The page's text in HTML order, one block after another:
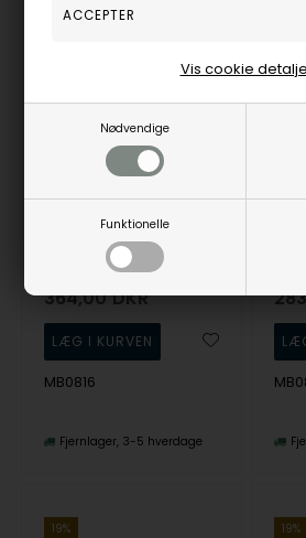
Nødvendige
Funktionelle
Vis cookie
364,00 DKR
MB0816
Fjernlager 3-5 hverdage
19% 19%